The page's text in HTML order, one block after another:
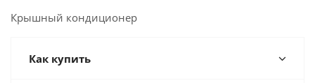
Крышный кондиционер
Как купить